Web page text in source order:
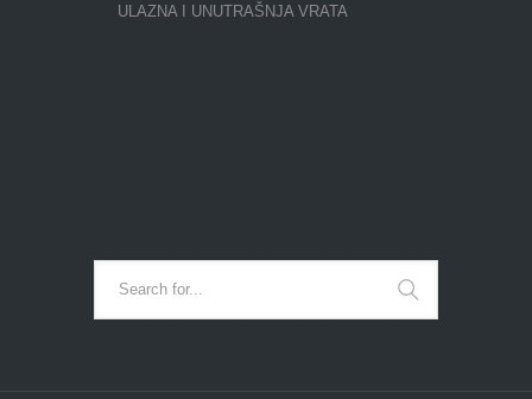
ULAZNA I UNUTRAŠNJA VRATA